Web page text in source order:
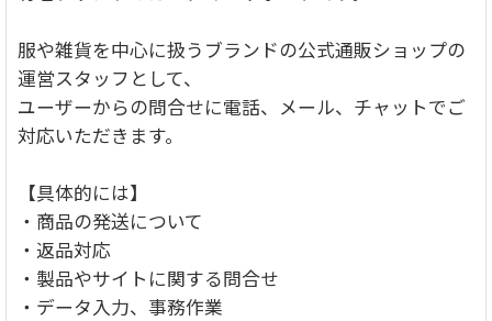
服や雑貨を中心に扱うブランドの公式通販ショップの
運営スタッフとして、
ユーザーからの問合せに電話、メール、チャットでご
対応いただきます。
【具体的には】
・商品の発送について
・返品対応
・製品やサイトに関する問合せ
・データ入力、事務作業